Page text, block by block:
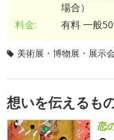
場合）
料金:
有料 一般
美術展・博物展・展示会
想いを伝えるも
恋